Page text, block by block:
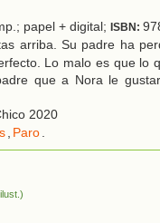
papel + digital; ISBN:
arriba. Su padre ha
Lo malo es que lo
que a Nora le
2020
, Paro.